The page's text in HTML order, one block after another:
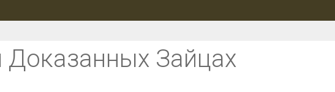
Доказанных Зайцах